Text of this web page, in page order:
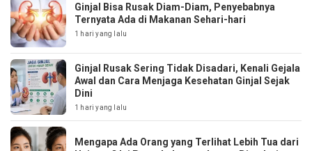
Ginjal Bisa Rusak Diam-Diam, Penyebabnya
Ternyata Ada di Makanan Sehari-hari
1 hari yang lalu
Ginjal Rusak Sering Tidak Disadari, Kenali Gejala
Awal dan Cara Menjaga Kesehatan Ginjal Sejak
Dini
1 hari yang lalu
Mengapa Ada Orang yang Terlihat Lebih Tua dari